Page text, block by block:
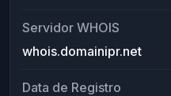
Servidor WHOIS
whois.domainipr.net
Data de Registro